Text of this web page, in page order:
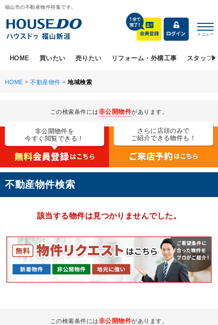
福山市の不動産物件特集です。
メニュー
HOME 買いたい 売りたい リフォーム・外構工事 スタッフ
HOME >不動産物件 >地域検索
この検索条件には非公開物件があります。
非公開物件を
今すぐ閲覧できる！
さらに店頭のみで
ご紹介できる物件も！
不動産物件検索
該当する物件は見つかりませんでした。
この検索条件には非公開物件があります。